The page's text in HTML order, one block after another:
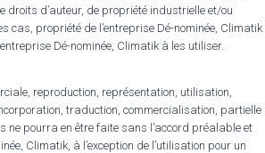
droits d’auteur, de propriété industrielle et/ou
cas, propriété de l’entreprise Dé-nominée, Climatik
Dé-nominée, Climatik à les utiliser.
reproduction, représentation, utilisation,
traduction, commercialisation, partielle
ne pourra en être faite sans l’accord préalable et
Climatik, à l’exception de l’utilisation pour un